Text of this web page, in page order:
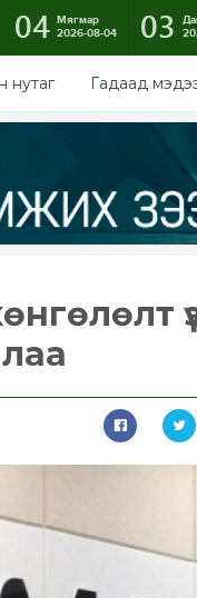
04 Мягмар
2026-08-04
03
нутаг Гадаад